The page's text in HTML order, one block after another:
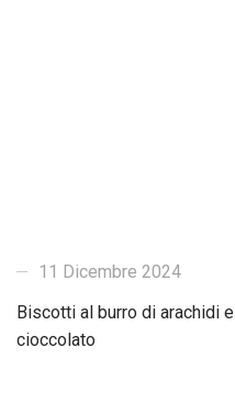
11 Dicembre 2024
Biscotti al burro di arachidi e
cioccolato